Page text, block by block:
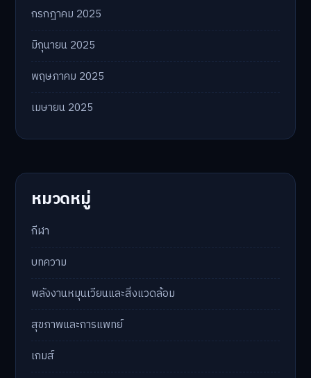
กรกฎาคม 2025
มิถุนายน 2025
พฤษภาคม 2025
เมษายน 2025
หมวดหมู่
กีฬา
บทความ
พลังงานหมุนเวียนและสิ่งแวดล้อม
สุขภาพและการแพทย์
เกมส์